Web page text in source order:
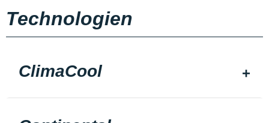
Technologien
ClimaCool